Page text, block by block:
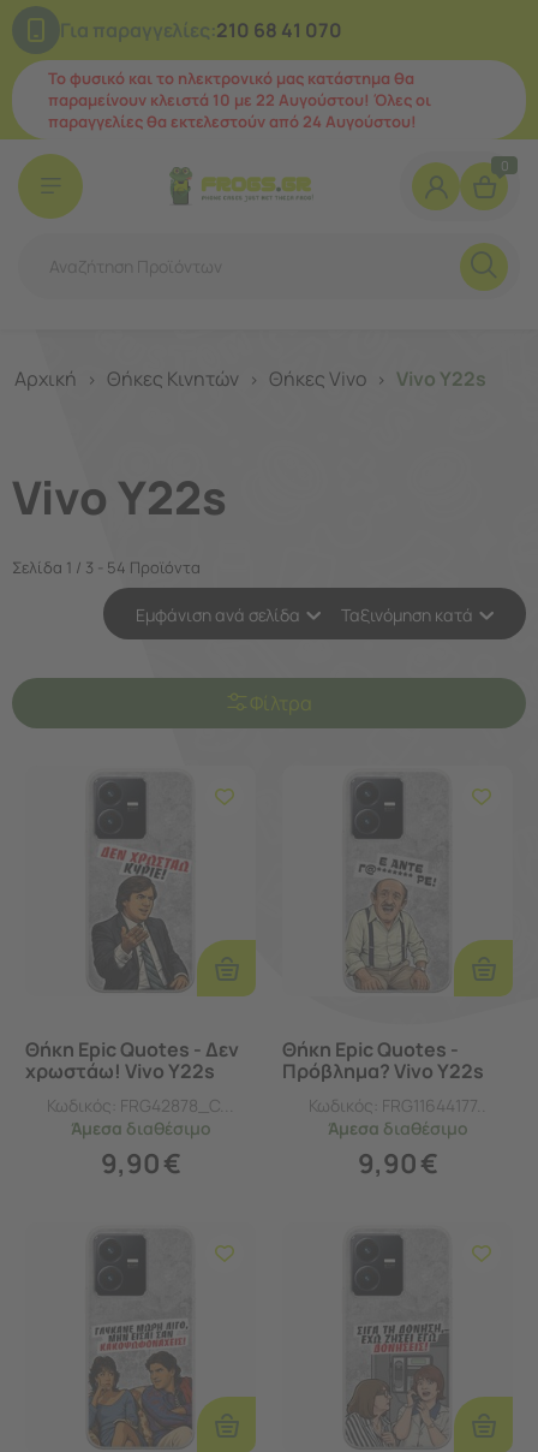
Για παραγγελίες:210 68 41 070
Το φυσικό και το ηλεκτρονικό μας κατάστημα θα
παραμείνουν κλειστά 10 με 22 Αυγούστου! Όλες οι
παραγγελίες θα εκτελεστούν από 24 Αυγούστου!
0
Αρχική > Θήκες Κινητών > Θήκες Vivo > Vivo Y22s
Vivo Y22s
Σελίδα 1 / 3 - 54 Προϊόντα
Εμφάνιση ανά σελίδα Ταξινόμηση κατά
Φίλτρα
Προσθήκη
Στο
Καλάθι
Θήκη Epic Quotes - Δεν
χρωστάω! Vivo Y22s
Σιλικόνη)
Κωδικός: FRG42878_C...
Άμεσα διαθέσιμο
9,90€
Στο
Καλάθι
Θήκη Epic Quotes -
Πρόβλημα? Vivo Y22s
Σιλικόνη)
Κωδικός: FRG11644177..
Άμεσα διαθέσιμο
9,90€
Προσθήκη
Στο
Στο